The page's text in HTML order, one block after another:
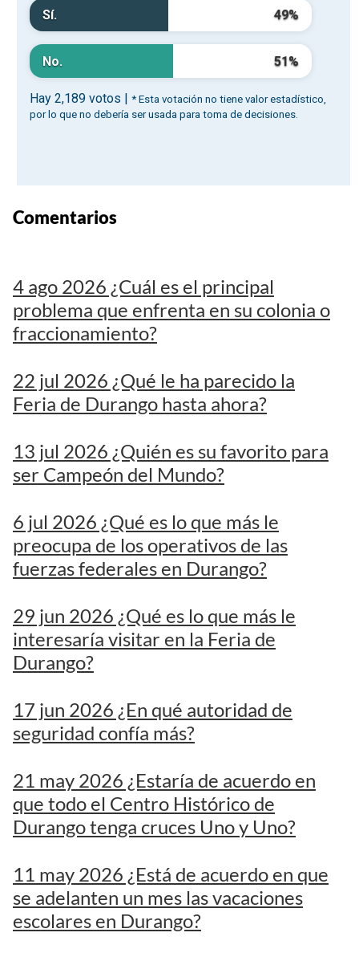
Comentarios
4 ago 2026 ¿Cuál es el principal
problema que enfrenta en su colonia o
fraccionamiento?
22 jul 2026 ¿Qué le ha parecido la
Feria de Durango hasta ahora?
13 jul 2026 ¿Quién es su favorito para
ser Campeón del Mundo?
6 jul 2026 ¿Qué es lo que más le
preocupa de los operativos de las
fuerzas federales en Durango?
29 jun 2026 ¿Qué es lo que más le
interesaría visitar en la Feria de
Durango?
17 jun 2026 ¿En qué autoridad de
seguridad confía más?
21 may 2026 ¿Estaría de acuerdo en
que todo el Centro Histórico de
Durango tenga cruces Uno y Uno?
11 may 2026 ¿Está de acuerdo en que
se adelanten un mes las vacaciones
escolares en Durango?